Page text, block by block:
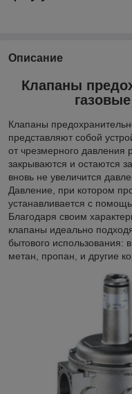
Описание
Клапаны
Клапаны
представляют собой
от чрезмерного давления
закрываются и остаются
вновь не увеличится
Давление, при котором
устанавливается с
Благодаря своим
клапаны идеально
бытового использования:
метан, пропан, и другие